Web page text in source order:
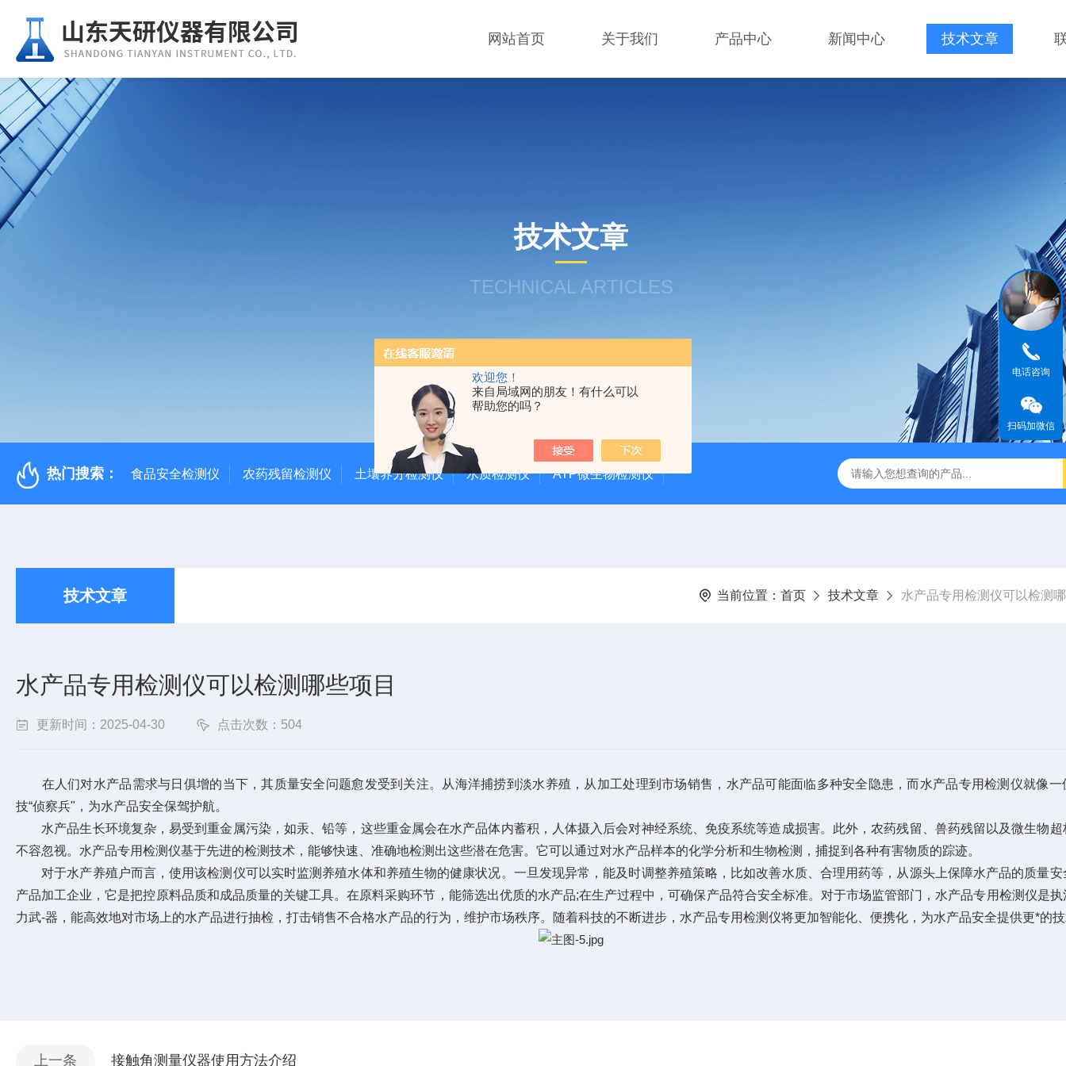
欢迎您！
来自局域网的朋友！有什么可以
帮助您的吗？
网站首页 关于我们 产品中心 新闻中心 技术文章
技术文章
TECHNICAL ARTICLES
热门搜索： 食品安全检测仪 农药残留检测仪 土壤养分检测仪 水质检测仪 ATP微生物检测仪
技术文章 当前位置： 首页 技术文章 水产品专用检测仪可以检测
水产品专用检测仪可以检测哪些项目
更新时间：2025-04-30 点击次数：504
在人们对水产品需求与日俱增的当下，其质量安全问题愈发受到关注。从海洋捕捞到淡水养殖，从加工处理到市场销售，水产品可能面临多种安全隐患，而水产品专用检测仪就像一
技“侦察兵"，为水产品安全保驾护航。
水产品生长环境复杂，易受到重金属污染，如汞、铅等，这些重金属会在水产品体内蓄积，人体摄入后会对神经系统、免疫系统等造成损害。此外，农药残留、兽药残留以及微生物超
不容忽视。水产品专用检测仪基于先进的检测技术，能够快速、准确地检测出这些潜在危害。它可以通过对水产品样本的化学分析和生物检测，捕捉到各种有害物质的踪迹。
对于水产养殖户而言，使用该检测仪可以实时监测养殖水体和养殖生物的健康状况。一旦发现异常，能及时调整养殖策略，比如改善水质、合理用药等，从源头上保障水产品的质量安
产品加工企业，它是把控原料品质和成品质量的关键工具。在原料采购环节，能筛选出优质的水产品;在生产过程中，可确保产品符合安全标准。对于市场监管部门，水产品专用检测仪是
力武-器，能高效地对市场上的水产品进行抽检，打击销售不合格水产品的行为，维护市场秩序。随着科技的不断进步，水产品专用检测仪将更加智能化、便携化，为水产品安全提供更*的
上一条 接触角测量仪器使用方法介绍
电话咨询
扫码加微信